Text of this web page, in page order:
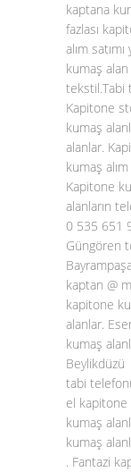
kaptana
fazlası
alım
kumaş alan
tekstil.Tabi
Kapitone
kumaş
alanlar.
kumaş
Kapitone
alanların
0 535 651
Güngören
kaptan @
kapitone
alanlar.
kumaş
Beylikdüzü
tabi
el kapitone
kumaş
kumaş
. Fantazi